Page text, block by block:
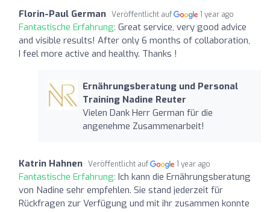
Florin-Paul German Veröffentlicht auf 1 year ago
Fantastische Erfahrung: Great service, very good advice
and visible results! After only 6 months of collaboration,
I feel more active and healthy. Thanks !
Ernährungsberatung und Personal
Training Nadine Reuter
Vielen Dank Herr German für die
angenehme Zusammenarbeit!
Katrin Hahnen Veröffentlicht auf 1 year ago
Fantastische Erfahrung: Ich kann die Ernährungsberatung
von Nadine sehr empfehlen. Sie stand jederzeit für
Rückfragen zur Verfügung und mit ihr zusammen konnte